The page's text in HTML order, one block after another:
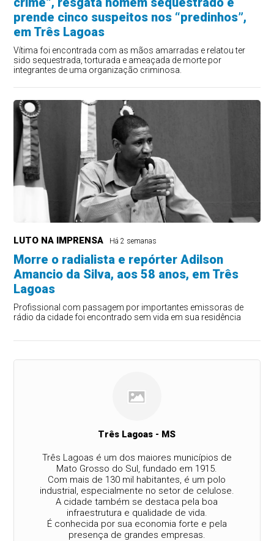
prende cinco suspeitos nos “predinhos”,
em Três Lagoas
Vítima foi encontrada com as mãos amarradas e relatou ter
sido sequestrada, torturada e ameaçada de morte por
integrantes de uma organização criminosa.
LUTO NA IMPRENSA Há 2 semanas
Morre o radialista e repórter Adilson
Amancio da Silva, aos 58 anos, em Três
Lagoas
Profissional com passagem por importantes emissoras de
rádio da cidade foi encontrado sem vida em sua residência
Três Lagoas - MS
Três Lagoas é um dos maiores municípios de
Mato Grosso do Sul, fundado em 1915.
Com mais de 130 mil habitantes, é um polo
industrial, especialmente no setor de celulose.
A cidade também se destaca pela boa
infraestrutura e qualidade de vida.
É conhecida por sua economia forte e pela
presença de grandes empresas.